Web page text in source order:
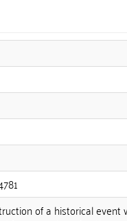
of a historical event